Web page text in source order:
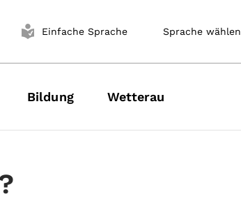
Einfache Sprache Sprache wählen
Bildung Wetterau